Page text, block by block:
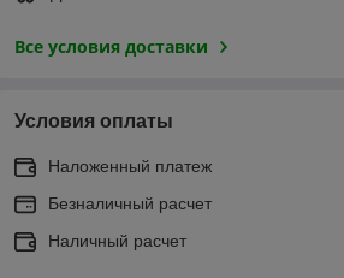
Все условия доставки
Условия оплаты
Наложенный платеж
Безналичный расчет
Наличный расчет